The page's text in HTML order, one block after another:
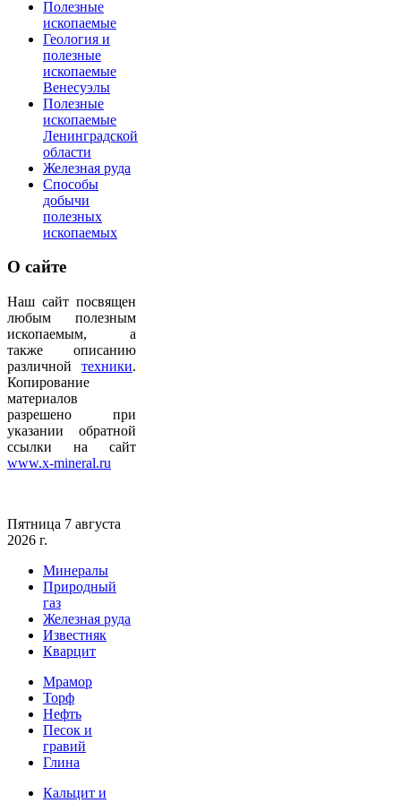
Полезные
ископаемые
Геология и
полезные
ископаемые
Венесуэлы
Полезные
ископаемые
Ленинградской
области
Железная руда
Способы
добычи
полезных
ископаемых
О сайте
Наш сайт посвящен
любым полезным
ископаемым, а
также описанию
различной техники.
Копирование
материалов
разрешено при
указании обратной
ссылки на сайт
www.x-mineral.ru
Пятница 7 августа
2026 г.
Минералы
Природный
газ
Железная руда
Известняк
Кварцит
Мрамор
Торф
Нефть
Песок и
гравий
Глина
Кальцит и